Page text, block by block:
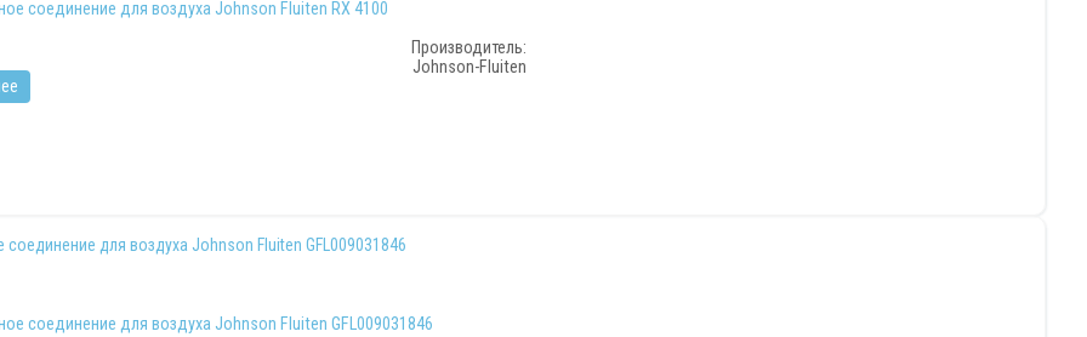
Производитель:
Johnson-Fluiten
для воздуха Johnson Fluiten GFL009031846